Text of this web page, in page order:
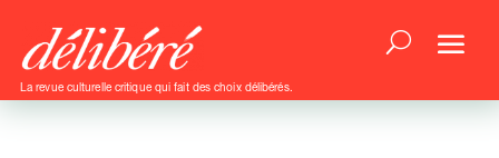
La revue culturelle critique qui fait des choix délibérés.